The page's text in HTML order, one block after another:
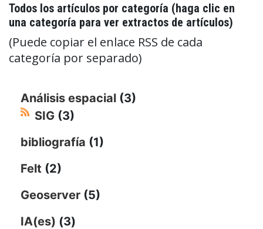
Todos los artículos por categoría (haga clic en
una categoría para ver extractos de artículos)
(Puede copiar el enlace RSS de cada
categoría por separado)
Análisis espacial (3)
SIG (3)
bibliografía (1)
Felt (2)
Geoserver (5)
IA(es) (3)